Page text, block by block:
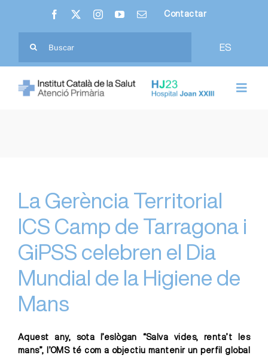
content
Contactar
ES
Atenció Primària
Ciutadania
Professionals
La Gerència Territorial
ICS Camp de Tarragona i
GiPSS celebren el Dia
Mundial de la Higiene de
Mans
Aquest any, sota l’eslògan “Salva vides, renta’t les
mans”, l’OMS té com a objectiu mantenir un perfil global